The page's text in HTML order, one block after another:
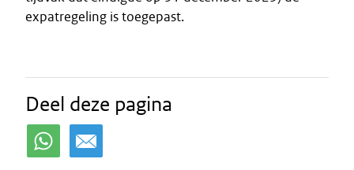
expatregeling is toegepast.
Deel deze pagina